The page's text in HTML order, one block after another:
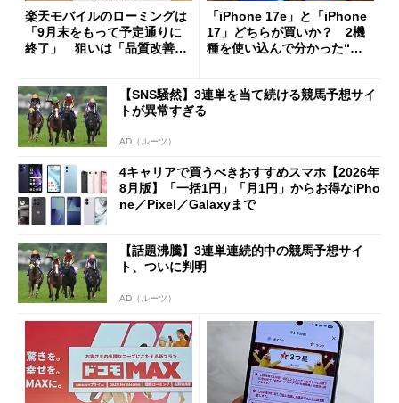
楽天モバイルのローミングは
「9月末をもって予定通りに
終了」 狙いは「品質改善」
も
「iPhone 17e」と「iPhone
17」どちらが買いか？ 2機
種を使い込んで分かった“ス
【SNS騒然】3連単を当て続ける競馬予想サイ
トが異常すぎる
AD（ルーツ）
4キャリアで買うべきおすすめスマホ【2026年
8月版】「一括1円」「月1円」からお得なiPho
ne／Pixel／Galaxyまで
【話題沸騰】3連単連続的中の競馬予想サイ
ト、ついに判明
AD（ルーツ）